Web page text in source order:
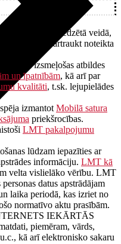
tam neparedzētā veidā,
vai pat pārtraukt noteikta
un izsmeļošas atbildes
un īpatnībām, kā arī par
kvalitāti, t.sk. lejupielādes
izmantot Mobilā satura
priekšrocības.
LMT pakalpojumu
lūdzam iepazīties ar
informāciju. LMT kā
velta vislielāko vērību. LMT
datus apstrādājam
laika periodā, kas izriet no
normatīvo aktu prasībām.
IEKĀRTĀS
piemēram, vārds,
kā arī elektronisko sakaru